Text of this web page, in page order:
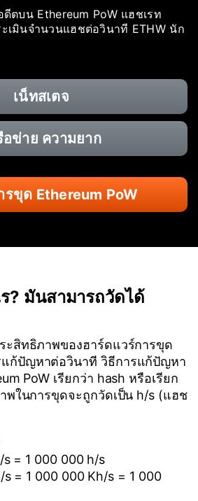
ตบน Ethereum PoW แฮชเรท
เมินจำนวนแฮชต่อวินาที ETHW นัก
เน็ทสเตจ
อข่าย ความยาก
รขุด Ethereum PoW
? มันสามารถวัดได้
ะสิทธิภาพของฮาร์ดแวร์การขุด
ก้ปัญหาต่อวินาที วิธีการแก้ปัญหา
PoW เรียกว่า hash หรือเรียก
พในการขุดจะถูกวัดเป็น h/s (แฮช
s = 1 000 000 h/s
s = 1 000 000 Kh/s = 1 000